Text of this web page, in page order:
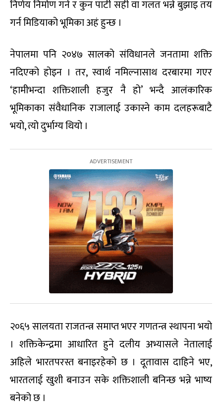
निर्णय निर्माण गर्न र कुन पार्टी सही वा गलत भन्ने बुझाइ तय
गर्न मिडियाको भूमिका अहं हुन्छ ।
नेपालमा पनि २०४७ सालको संविधानले जनतामा शक्ति
नदिएको होइन । तर, स्वार्थ नमिल्नासाथ दरबारमा गएर
‘हामीभन्दा शक्तिशाली हजुर नै हो’ भन्दै आलंकारिक
भूमिकाका संवैधानिक राजालाई उकास्ने काम दलहरूबाटै
भयो, त्यो दुर्भाग्य थियो ।
२०६५ सालयता राजतन्त्र समाप्त भएर गणतन्त्र स्थापना भयो
। शक्तिकेन्द्रमा आधारित हुने दलीय अभ्यासले नेतालाई
अहिले भारतपरस्त बनाइरहेको छ । दूतावास दाहिने भए,
भारतलाई खुशी बनाउन सके शक्तिशाली बनिन्छ भन्ने भाष्य
बनेको छ ।